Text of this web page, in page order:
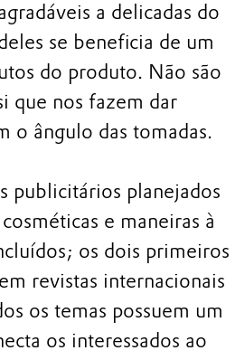
a delicadas do
se beneficia de um
do produto. Não são
que nos fazem dar
o ângulo das tomadas.
publicitários planejados
e maneiras à
os dois primeiros
revistas internacionais
os temas possuem um
os interessados ao